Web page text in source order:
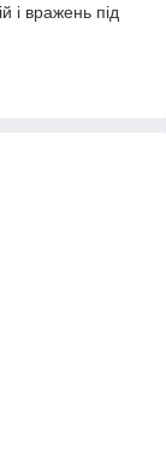
і вражень під